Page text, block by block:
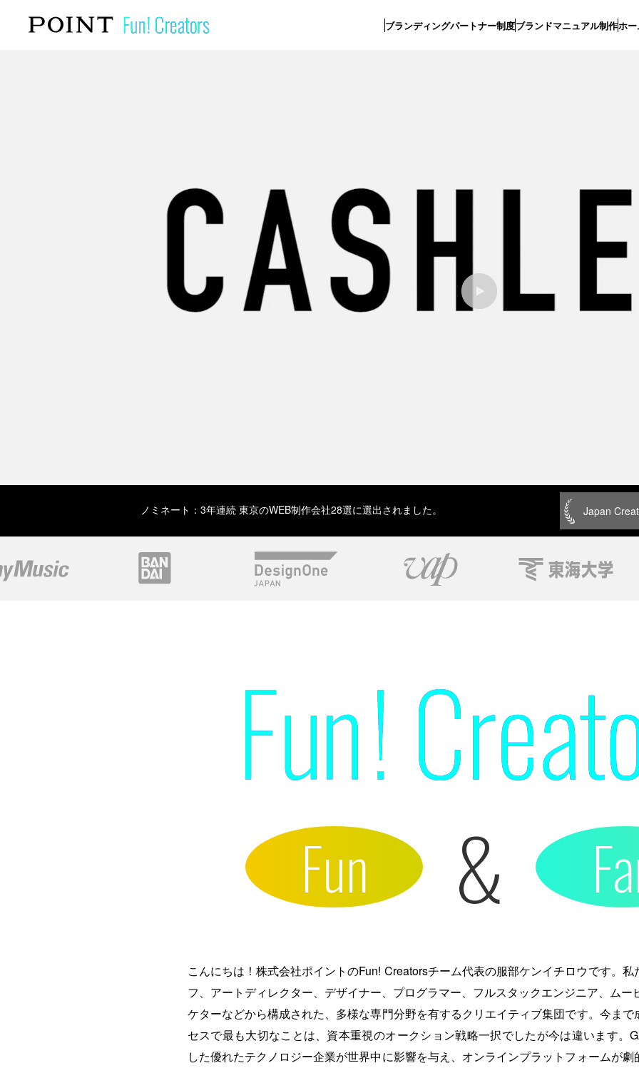
ブランディングパートナー制度ブランドマニュアル制作ホ
ノミネート：3年連続 東京のWEB制作会社28選に選出されました。 Japan
Fun &
こんにちは！株式会社ポイントのFun! Creatorsチーム代表の服部ケンイチロウです。
フ、アートディレクター、デザイナー、プログラマー、フルスタックエンジニア、ム
ケターなどから構成された、多様な専門分野を有するクリエイティブ集団です。今ま
セスで最も大切なことは、資本重視のオークション戦略一択でしたが今は違います。
した優れたテクノロジー企業が世界中に影響を与え、オンラインプラットフォームが